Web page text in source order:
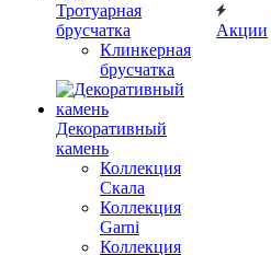
Тротуарная
брусчатка
Клинкерная
брусчатка
Декоративный
камень
Коллекция
Скала
Коллекция
Garni
Коллекция
Акции